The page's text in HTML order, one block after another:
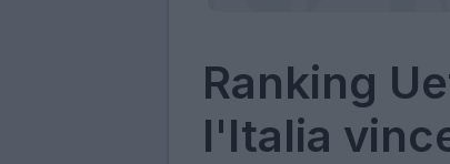
Ranking
l'Italia